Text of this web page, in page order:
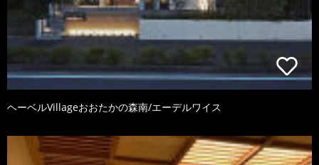
ヘーベルVillageおおたかの森南/エーデルワイス